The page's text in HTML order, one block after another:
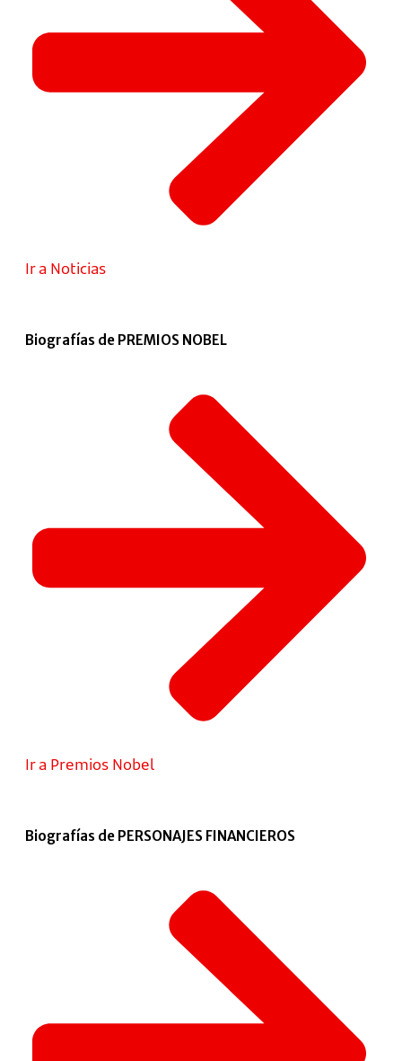
Ir a Noticias
Biografías de PREMIOS NOBEL
Ir a Premios Nobel
Biografías de PERSONAJES FINANCIEROS